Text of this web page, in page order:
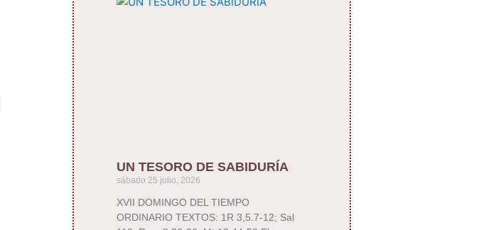
UN TESORO DE SABIDURÍA
sábado 25 julio, 2026
XVII DOMINGO DEL TIEMPO
ORDINARIO TEXTOS: 1R 3,5.7-12; Sal